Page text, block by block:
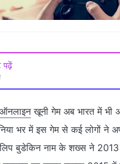
पढ़ें
खूनी गेम अब भारत में भी
भर में इस गेम से कई लोगों ने
बुडेकिन नाम के शख्स ने 2013